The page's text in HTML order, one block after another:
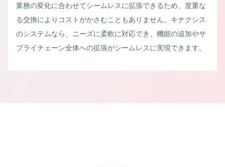
業務の変化に合わせてシームレスに拡張できるため、度重な
る交換によりコストがかさむこともありません。キナクシス
のシステムなら、ニーズに柔軟に対応でき、機能の追加やサ
プライチェーン全体への拡張がシームレスに実現できます。